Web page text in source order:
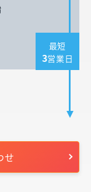
最短
3営業日
せ